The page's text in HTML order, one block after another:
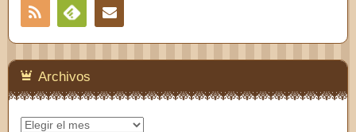
RSS
Feedly
Archivos
Archivos